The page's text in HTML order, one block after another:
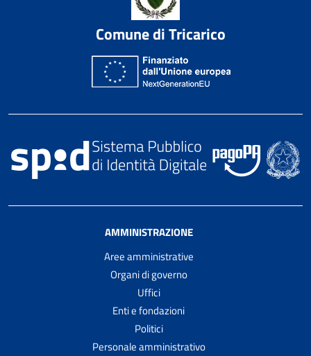
Comune di Tricarico
AMMINISTRAZIONE
Aree amministrative
Organi di governo
Uffici
Enti e fondazioni
Politici
Personale amministrativo